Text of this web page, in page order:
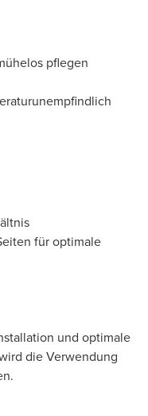
pflegen
für optimale
und optimale
die Verwendung